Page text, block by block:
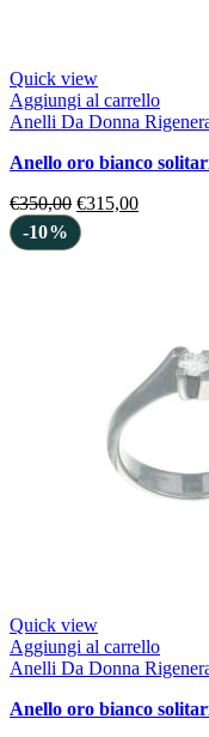
Quick view
Aggiungi al carrello
Anelli Da Donna
anello oro bianco
€350,00 €315,00
-10%
Quick view
Aggiungi al carrello
Anelli Da Donna
anello oro bianco